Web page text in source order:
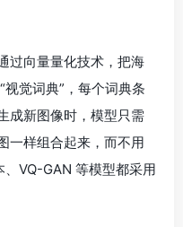
过向量量化技术，把海
觉词典”，每个词典条
成新图像时，模型只需
一样组合起来，而不用
VQ-GAN 等模型都采用